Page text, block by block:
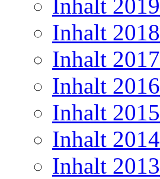
Inhalt 2019
Inhalt 2018
Inhalt 2017
Inhalt 2016
Inhalt 2015
Inhalt 2014
Inhalt 2013